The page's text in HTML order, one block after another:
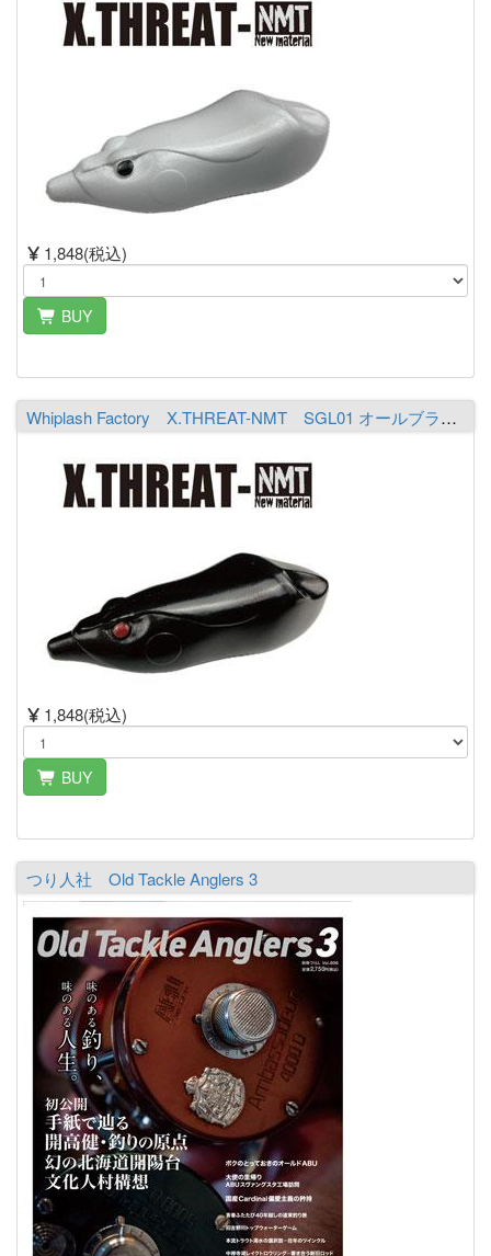
1,848(税込)
BUY
Whiplash Factory X.THREAT-NMT SGL01 オールブラック
1,848(税込)
BUY
つり人社 Old Tackle Anglers 3